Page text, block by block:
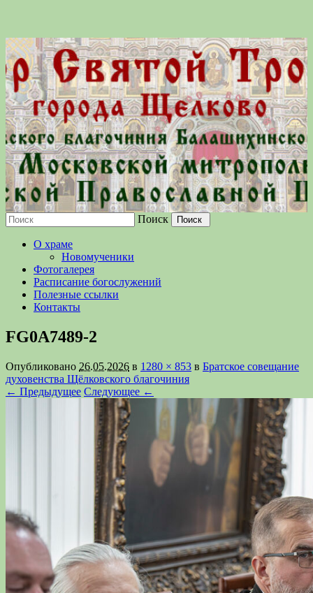
Православной Церкви
Поиск
О храме
Новомученики
Фотогалерея
Расписание богослужений
Полезные ссылки
Контакты
FG0A7489-2
Опубликовано 26.05.2026 в 1280 × 853 в Братское совещание
духовенства Щёлковского благочиния
← Предыдущее Следующее ←